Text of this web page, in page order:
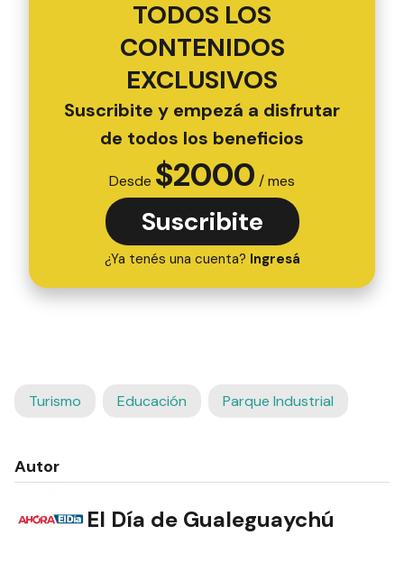
TODOS LOS
CONTENIDOS
EXCLUSIVOS
Suscribite y empezá a disfrutar
de todos los beneficios
Desde $2000 / mes
Suscribite
¿Ya tenés una cuenta? Ingresá
Turismo Educación Parque Industrial
Autor
El Día de Gualeguaychú